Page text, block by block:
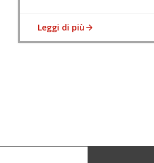
Leggi di più